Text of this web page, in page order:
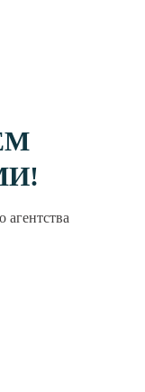
агентства